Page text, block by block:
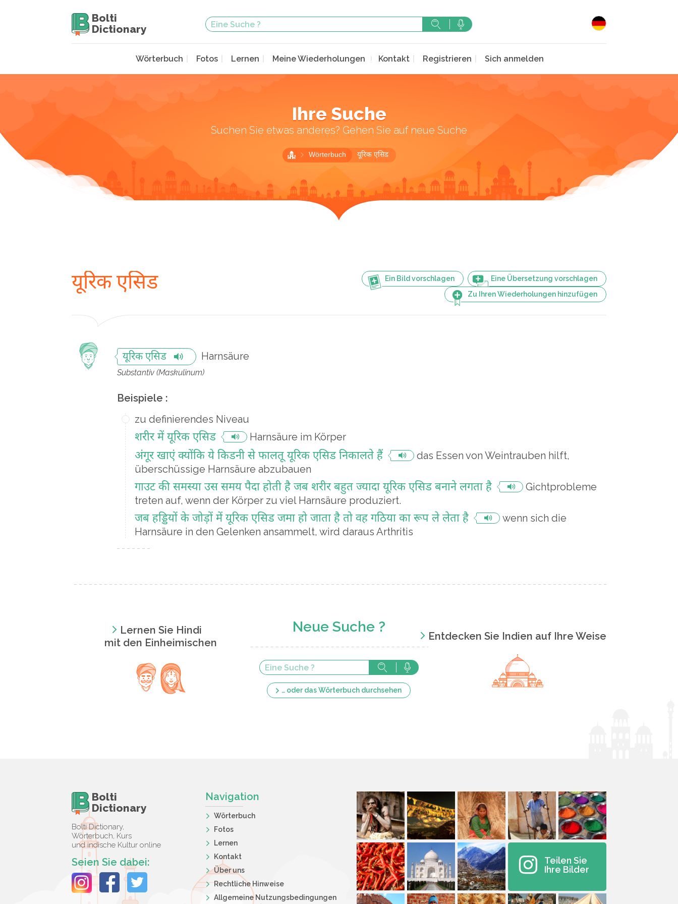
Bolti
Dictionary
Wörterbuch Fotos Lernen Meine Wiederholungen Kontakt Registrieren Sich anmelden
Ihre Suche
Suchen Sie etwas anderes? Gehen Sie auf neue Suche
Wörterbuch यूरिक एसिड
Ein Bild vorschlagen
Eine Übersetzung vorschlagen
Zu Ihren Wiederholungen hinzufügen
यूरिक एसिड
यूरिक एसिड Harnsäure
Substantiv (Maskulinum)
Beispiele :
zu definierendes Niveau
शरीर में यूरिक एसिड Harnsäure im Körper
अंगूर खाएं क्योंकि ये किडनी से फालतू यूरिक एसिड निकालते हैं
das Essen von Weintrauben hilft,
überschüssige Harnsäure abzubauen
गाउट की समस्या उस समय पैदा होती है जब शरीर बहुत ज्यादा यूरिक एसिड बनाने लगता है
Gichtprobleme
treten auf, wenn der Körper zu viel Harnsäure produziert.
जब हड्डियों के जोड़ों में यूरिक एसिड जमा हो जाता है तो वह गठिया का रूप ले लेता है
wenn sich die
Harnsäure in den Gelenken ansammelt, wird daraus Arthritis
Lernen Sie Hindi
mit den Einheimischen
Neue Suche ?
… oder das Wörterbuch durchsehen
Entdecken Sie Indien auf Ihre Weise
Bolti
Dictionary
Bolti Dictionary,
Wörterbuch, Kurs
und indische Kultur online
Seien Sie dabei:
Navigation
Wörterbuch
Fotos
Lernen
Kontakt
Über uns
Rechtliche Hinweise
Allgemeine Nutzungsbedingungen
Teilen Sie
Ihre Bilder